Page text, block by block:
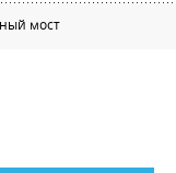
мост